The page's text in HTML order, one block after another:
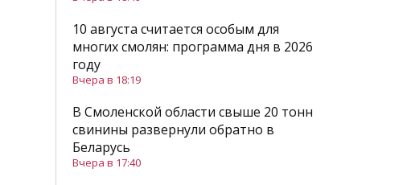
10 августа считается особым для
многих смолян: программа дня в 2026
году
Вчера в 18:19
В Смоленской области свыше 20 тонн
свинины развернули обратно в
Беларусь
Вчера в 17:40